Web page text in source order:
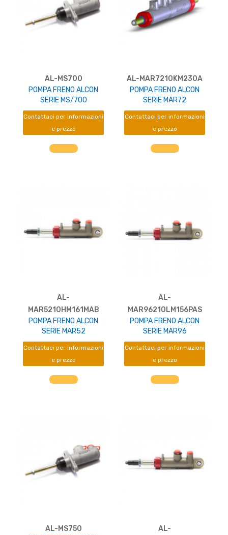
AL-MS700
POMPA FRENO ALCON
SERIE MS/700
Contattaci per informazioni
e prezzo
AL-MAR7210KM230A
POMPA FRENO ALCON
SERIE MAR72
Contattaci per informazioni
e prezzo
AL-
MAR5210HM161MAB
POMPA FRENO ALCON
SERIE MAR52
Contattaci per informazioni
e prezzo
AL-
MAR96210LM156PAS
POMPA FRENO ALCON
SERIE MAR96
Contattaci per informazioni
e prezzo
AL-MS750
AL-